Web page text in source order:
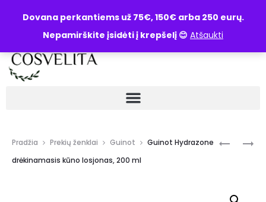
Dovana perkantiems už 75€, 150€ arba 250 eurų.
Nepamirškite įsidėti į krepšelį 😊 Atšaukti
UŽKLAUSA
Pradžia Prekių ženklai Guinot
Guinot Hydrazone
drėkinamasis kūno losjonas, 200 ml